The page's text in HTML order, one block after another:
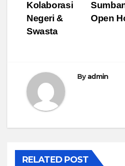
navigation
Open
Kolaborasi
Negeri &
Swasta
Byadmin
RELATED POST